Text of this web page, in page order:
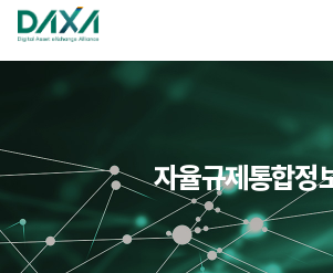
자율규제통합정